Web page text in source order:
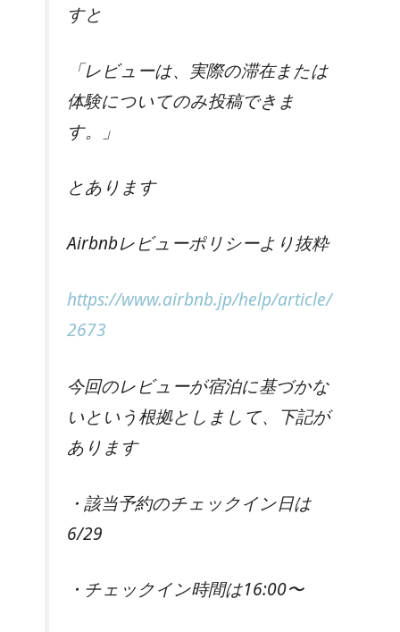
すと
「レビューは、実際の滞在または
体験についてのみ投稿できま
す。」
とあります
Airbnbレ⁠ビ⁠ュ⁠ー⁠ポ⁠リ⁠シ⁠ーより抜粋
https://www.airbnb.jp/help/article/
2673
今回のレビューが宿泊に基づかな
いという根拠としまして、下記が
あります
・該当予約のチェックイン日は
6/29
・チェックイン時間は16:00〜